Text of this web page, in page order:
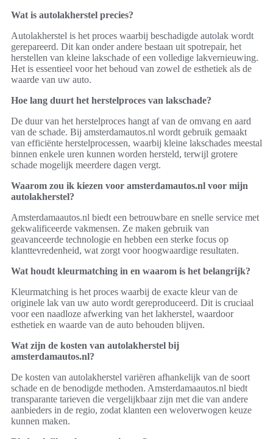
Wat is autolakherstel precies?
Autolakherstel is het proces waarbij beschadigde autolak wordt
gerepareerd. Dit kan onder andere bestaan uit spotrepair, het
herstellen van kleine lakschade of een volledige lakvernieuwing.
Het is essentieel voor het behoud van zowel de esthetiek als de
waarde van uw auto.
Hoe lang duurt het herstelproces van lakschade?
De duur van het herstelproces hangt af van de omvang en aard
van de schade. Bij amsterdamautos.nl wordt gebruik gemaakt
van efficiënte herstelprocessen, waarbij kleine lakschades meestal
binnen enkele uren kunnen worden hersteld, terwijl grotere
schade mogelijk meerdere dagen vergt.
Waarom zou ik kiezen voor amsterdamautos.nl voor mijn
autolakherstel?
Amsterdamaautos.nl biedt een betrouwbare en snelle service met
gekwalificeerde vakmensen. Ze maken gebruik van
geavanceerde technologie en hebben een sterke focus op
klanttevredenheid, wat zorgt voor hoogwaardige resultaten.
Wat houdt kleurmatching in en waarom is het belangrijk?
Kleurmatching is het proces waarbij de exacte kleur van de
originele lak van uw auto wordt gereproduceerd. Dit is cruciaal
voor een naadloze afwerking van het lakherstel, waardoor
esthetiek en waarde van de auto behouden blijven.
Wat zijn de kosten van autolakherstel bij
amsterdamautos.nl?
De kosten van autolakherstel variëren afhankelijk van de soort
schade en de benodigde methoden. Amsterdamaautos.nl biedt
transparante tarieven die vergelijkbaar zijn met die van andere
aanbieders in de regio, zodat klanten een weloverwogen keuze
kunnen maken.